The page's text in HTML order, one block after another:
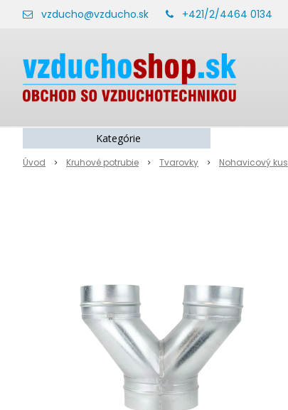
vzducho@vzducho.sk +421/2/4464 0134
Úvod Kruhové potrubie Tvarovky Nohavicový kus
Kategórie